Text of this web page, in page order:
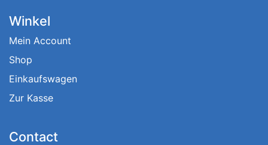
Winkel
Mein Account
Shop
Einkaufswagen
Zur Kasse
Contact